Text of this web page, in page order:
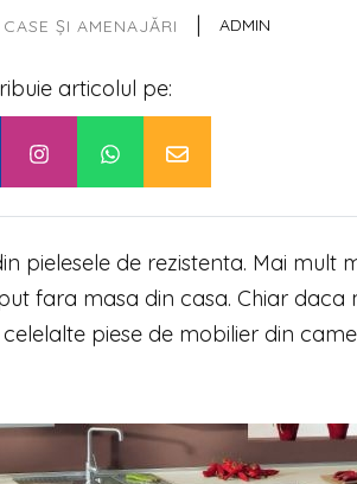
CASE ȘI AMENAJĂRI | ADMIN
articolul pe:
pielesele de rezistenta. Mai mult
fara masa din casa. Chiar daca
piese de mobilier din